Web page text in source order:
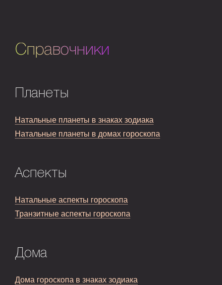
Справочники
Планеты
Натальные планеты в знаках зодиака
Натальные планеты в домах гороскопа
Аспекты
Натальные аспекты гороскопа
Транзитные аспекты гороскопа
Дома
Дома гороскопа в знаках зодиака